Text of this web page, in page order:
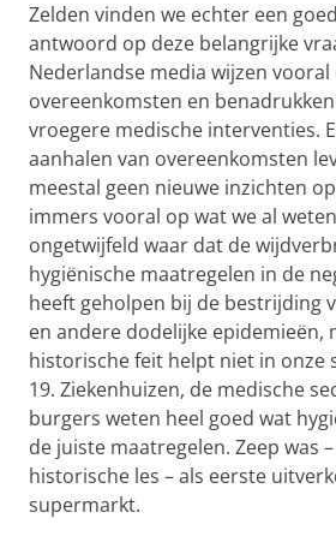
Zelden vinden we echter een
antwoord op deze belangrijke
Nederlandse media wijzen
overeenkomsten en
vroegere medische interventies.
aanhalen van overeenkomsten
meestal geen nieuwe inzichten
immers vooral op wat we al
ongetwijfeld waar dat de
hygiënische maatregelen in de
heeft geholpen bij de bestrijding
en andere dodelijke epidemieën,
historische feit helpt niet in onze
19. Ziekenhuizen, de medische
burgers weten heel goed wat
de juiste maatregelen. Zeep was
historische les – als eerste
supermarkt.